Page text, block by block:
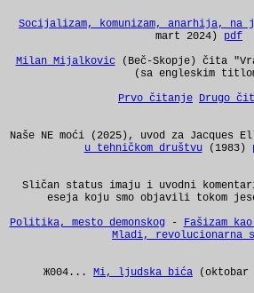
Socijalizam, komunizam, anarhija, na
mart 2024) pdf
Milan Mijalkovic(Beč-Skopje) čita
(sa engleskim
Prvo čitanje Drugo
Naše NE moći (2025), uvod za Jacques
u tehničkom društvu(1983)
Sličan status imaju i uvodni
eseja koju smo objavili tokom
Politika, mesto demonskog- Fašizam
Mladi, revolucionarna
Ж004... Mi, ljudska bića (oktobar